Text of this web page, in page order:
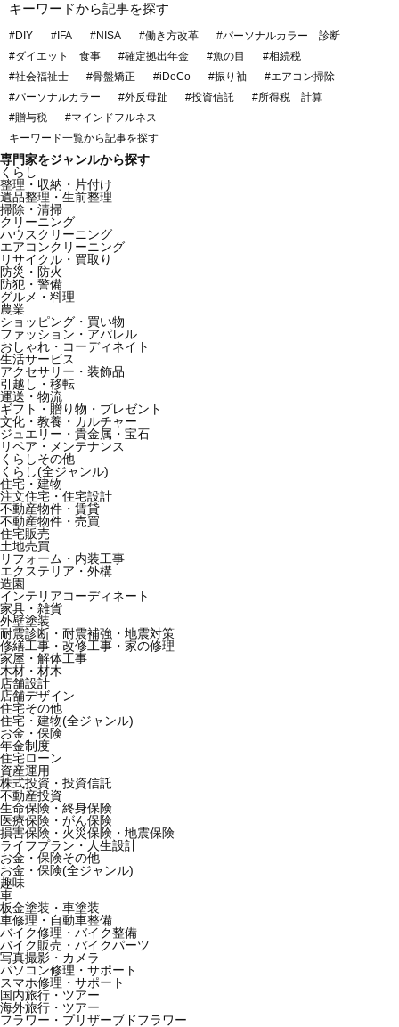
キーワードから記事を探す
#DIY #IFA #NISA #働き方改革
#パーソナルカラー 診断
#ダイエット 食事
#確定拠出年金 #魚の目
#相続税
#社会福祉士
#骨盤矯正 #iDeCo #振り袖
#エアコン掃除
#パーソナルカラー
#外反母趾 #投資信託
#所得税 計算
#贈与税
#マインドフルネス
キーワード一覧から記事を探す
専門家をジャンルから探す
くらし
整理・収納・片付け
遺品整理・生前整理
掃除・清掃
クリーニング
ハウスクリーニング
エアコンクリーニング
リサイクル・買取り
防災・防火
防犯・警備
グルメ・料理
農業
ショッピング・買い物
ファッション・アパレル
おしゃれ・コーディネイト
生活サービス
アクセサリー・装飾品
引越し・移転
運送・物流
ギフト・贈り物・プレゼント
文化・教養・カルチャー
ジュエリー・貴金属・宝石
リペア・メンテナンス
くらしその他
くらし(全ジャンル)
住宅・建物
注文住宅・住宅設計
不動産物件・賃貸
不動産物件・売買
住宅販売
土地売買
リフォーム・内装工事
エクステリア・外構
造園
インテリアコーディネート
家具・雑貨
外壁塗装
耐震診断・耐震補強・地震対策
修繕工事・改修工事・家の修理
家屋・解体工事
木材・材木
店舗設計
店舗デザイン
住宅その他
住宅・建物(全ジャンル)
お金・保険
年金制度
住宅ローン
資産運用
株式投資・投資信託
不動産投資
生命保険・終身保険
医療保険・がん保険
損害保険・火災保険・地震保険
ライフプラン・人生設計
お金・保険その他
お金・保険(全ジャンル)
趣味
車
板金塗装・車塗装
車修理・自動車整備
バイク修理・バイク整備
バイク販売・バイクパーツ
写真撮影・カメラ
パソコン修理・サポート
スマホ修理・サポート
国内旅行・ツアー
海外旅行・ツアー
フラワー・プリザーブドフラワー